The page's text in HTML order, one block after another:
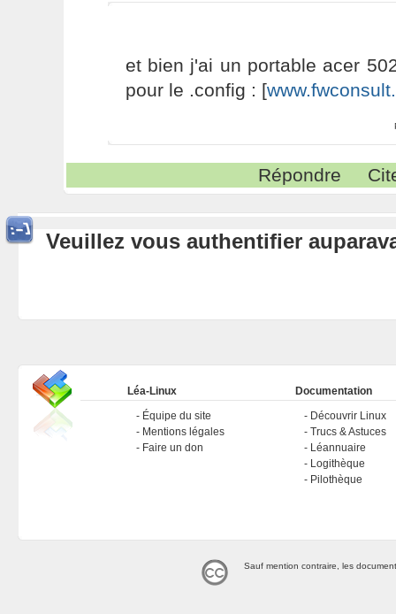
et bien j'ai un portable acer
pour le .config : [
Répondre
Veuillez vous authentifier
Léa-Linux
Équipe du site
Mentions légales
Faire un don
Documentation
Découvrir Linux
Trucs & Astuces
Léannuaire
Logithèque
Pilothèque
Sauf mention contraire, les